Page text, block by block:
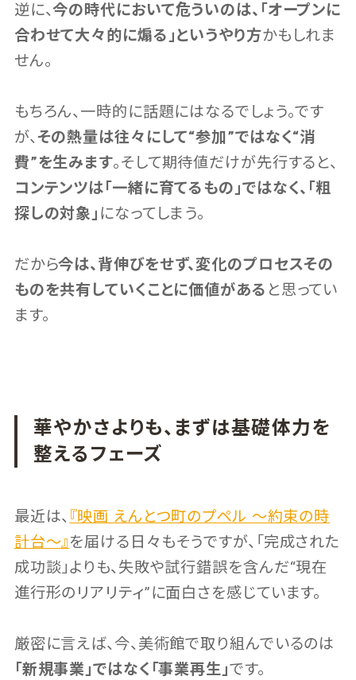
逆に、今の時代において危ういのは、「オープンに
合わせて大々的に煽る」というやり方かもしれま
せん。
もちろん、一時的に話題にはなるでしょう。です
が、その熱量は往々にして“参加”ではなく“消
費”を生みます。そして期待値だけが先行すると、
コンテンツは「一緒に育てるもの」ではなく、「粗
探しの対象」 になってしまう。
だから今は、背伸びをせず、変化のプロセスその
ものを共有していくことに価値がある と思ってい
ます。
華やかさよりも、まずは基礎体力を
整えるフェーズ
最近は、 『映画 えんとつ町のプペル 〜約束の時
計台〜』を届ける日々もそうですが、「完成された
成功談」よりも、失敗や試行錯誤を含んだ“現在
進行形のリアリティ”に面白さを感じています。
厳密に言えば、今、美術館で取り組んでいるのは
「新規事業」ではなく「事業再生」です。